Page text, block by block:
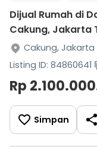
Dijual Rumah di
Cakung, Jakarta
Cakung, Jakarta
Listing ID: 84860641
Rp
Simpan